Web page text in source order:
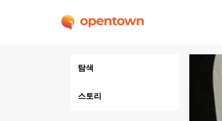
탐색
스토리